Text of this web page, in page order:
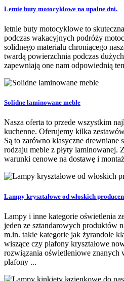
Letnie buty motocyklowe na upalne dni.
letnie buty motocyklowe to
podczas wakacyjnych podróży
solidnego materiału chroniącego
twardą powierzchnia podczas
zapewniają one nam odpowiednią
Solidne laminowane meble
Nasza oferta to przede wszystkim
kuchenne. Oferujemy kilka
Są to zarówno klasyczne drewniane
rodzaju meble z płyty laminowanej.
warunki cenowe na dostawę i
Lampy kryształowe od włoskich
Lampy i inne kategorie oświetlenia
jeden ze sztandarowych produktów
m.in. takie kategorie jak żyrandole
wiszące czy plafony kryształowe
rozwiązania oświetleniowe znanych
plafony ...